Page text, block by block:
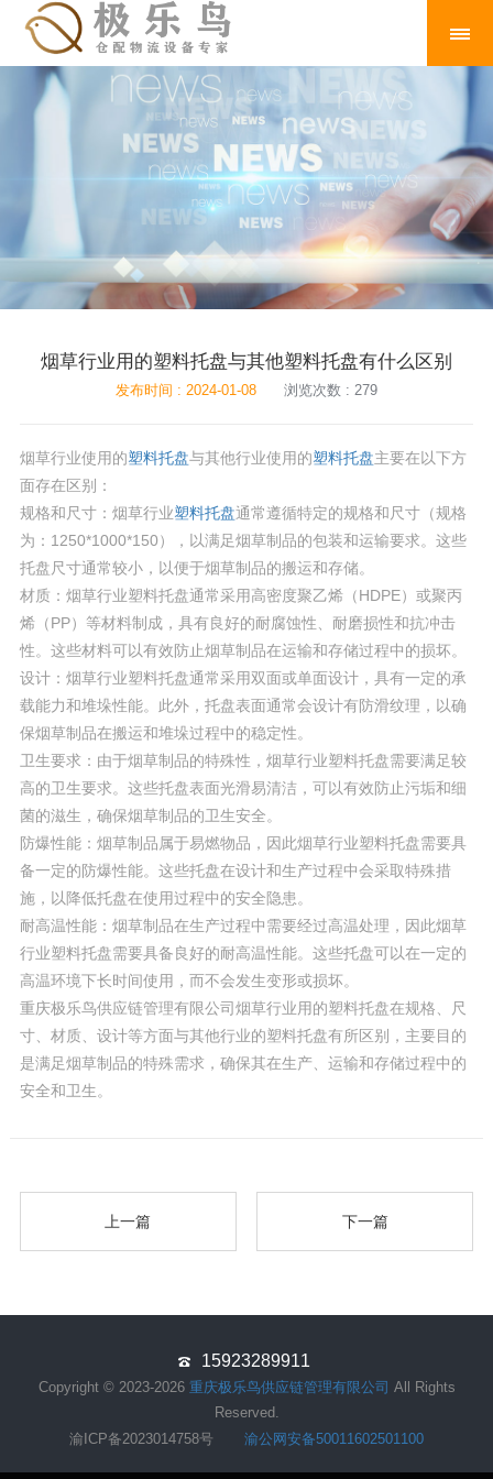
烟草行业用的塑料托盘与其他塑料托盘有什么区别
发布时间 : 2024-01-08 浏览次数 : 279
烟草行业使用的塑料托盘与其他行业使用的塑料托盘主要在以下方
面存在区别：
规格和尺寸：烟草行业塑料托盘通常遵循特定的规格和尺寸（规格
为：1250*1000*150），以满足烟草制品的包装和运输要求。这些
托盘尺寸通常较小，以便于烟草制品的搬运和存储。
材质：烟草行业塑料托盘通常采用高密度聚乙烯（HDPE）或聚丙
烯（PP）等材料制成，具有良好的耐腐蚀性、耐磨损性和抗冲击
性。这些材料可以有效防止烟草制品在运输和存储过程中的损坏。
设计：烟草行业塑料托盘通常采用双面或单面设计，具有一定的承
载能力和堆垛性能。此外，托盘表面通常会设计有防滑纹理，以确
保烟草制品在搬运和堆垛过程中的稳定性。
卫生要求：由于烟草制品的特殊性，烟草行业塑料托盘需要满足较
高的卫生要求。这些托盘表面光滑易清洁，可以有效防止污垢和细
菌的滋生，确保烟草制品的卫生安全。
防爆性能：烟草制品属于易燃物品，因此烟草行业塑料托盘需要具
备一定的防爆性能。这些托盘在设计和生产过程中会采取特殊措
施，以降低托盘在使用过程中的安全隐患。
耐高温性能：烟草制品在生产过程中需要经过高温处理，因此烟草
行业塑料托盘需要具备良好的耐高温性能。这些托盘可以在一定的
高温环境下长时间使用，而不会发生变形或损坏。
重庆极乐鸟供应链管理有限公司烟草行业用的塑料托盘在规格、尺
寸、材质、设计等方面与其他行业的塑料托盘有所区别，主要目的
是满足烟草制品的特殊需求，确保其在生产、运输和存储过程中的
安全和卫生。
上一篇 下一篇
15923289911
Copyright © 2023-2026 重庆极乐鸟供应链管理有限公司 All Rights
Reserved.
渝ICP备2023014758号
渝公网安备50011602501100